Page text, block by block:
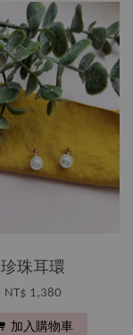
珍珠耳環
NT$ 1,380
加入購物車